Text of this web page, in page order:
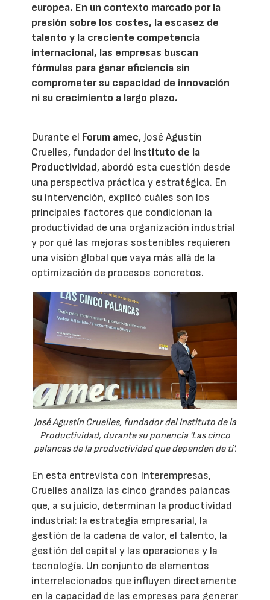
europea. En un contexto marcado por la
presión sobre los costes, la escasez de
talento y la creciente competencia
internacional, las empresas buscan
fórmulas para ganar eficiencia sin
comprometer su capacidad de innovación
ni su crecimiento a largo plazo.
Durante el Forum amec, José Agustín
Cruelles, fundador del Instituto de la
Productividad, abordó esta cuestión desde
una perspectiva práctica y estratégica. En
su intervención, explicó cuáles son los
principales factores que condicionan la
productividad de una organización industrial
y por qué las mejoras sostenibles requieren
una visión global que vaya más allá de la
optimización de procesos concretos.
José Agustín Cruelles, fundador del Instituto de la
Productividad, durante su ponencia 'Las cinco
palancas de la productividad que dependen de ti'.
En esta entrevista con Interempresas,
Cruelles analiza las cinco grandes palancas
que, a su juicio, determinan la productividad
industrial: la estrategia empresarial, la
gestión de la cadena de valor, el talento, la
gestión del capital y las operaciones y la
tecnología. Un conjunto de elementos
interrelacionados que influyen directamente
en la capacidad de las empresas para generar